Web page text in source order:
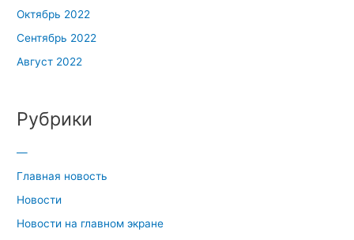
Октябрь 2022
Сентябрь 2022
Август 2022
Рубрики
—
Главная новость
Новости
Новости на главном экране